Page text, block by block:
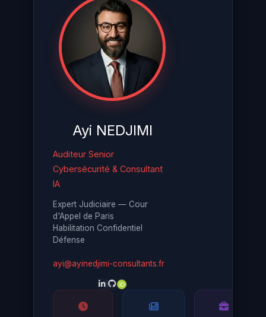
Ayi NEDJIMI
Auditeur Senior
Cybersécurité & Consultant
IA
Expert Judiciaire — Cour
d'Appel de Paris
Habilitation Confidentiel
Défense
ayi@ayinedjimi-consultants.fr